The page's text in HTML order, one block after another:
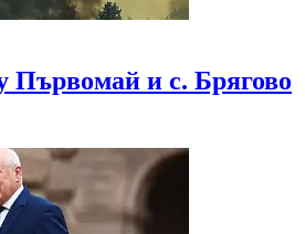
Първомай и с. Брягово